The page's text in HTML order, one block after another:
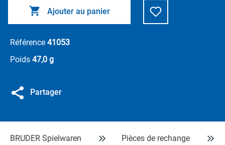
Ajouter au panier
Référence 41053
Poids 47,0 g
Partager
BRUDER Spielwaren Pièces de rechange